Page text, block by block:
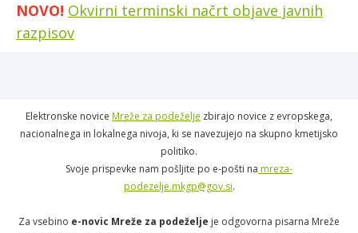
NOVO! Okvirni terminski načrt objave javnih
razpisov
Elektronske novice Mreže za podeželje zbirajo novice z evropskega,
nacionalnega in lokalnega nivoja, ki se navezujejo na skupno kmetijsko
politiko.
Svoje prispevke nam pošljite po e-pošti na mreza-
podezelje.mkgp@gov.si.
Za vsebino e-novic Mreže za podeželje je odgovorna pisarna Mreže